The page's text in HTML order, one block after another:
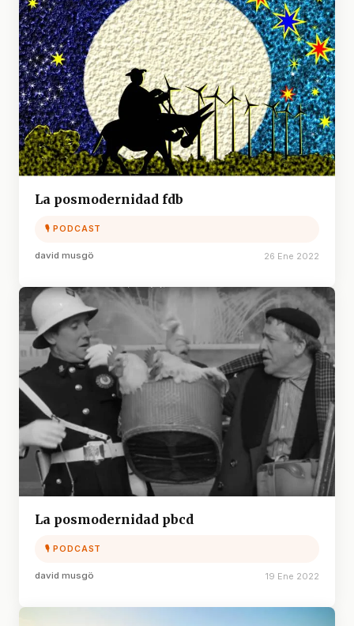
La posmodernidad fdb
🎙 PODCAST
david musgö 26 Ene 2022
La posmodernidad pbcd
🎙 PODCAST
david musgö 19 Ene 2022